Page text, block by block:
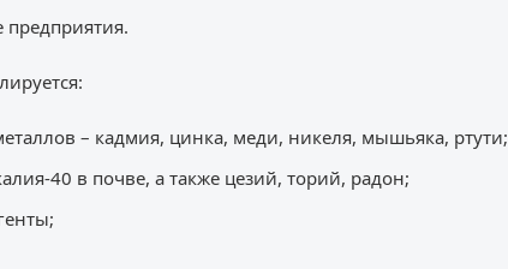
предприятия.
– кадмия, цинка, меди, никеля, мышьяка, ртути;
40 в почве, а также цезий, торий, радон;